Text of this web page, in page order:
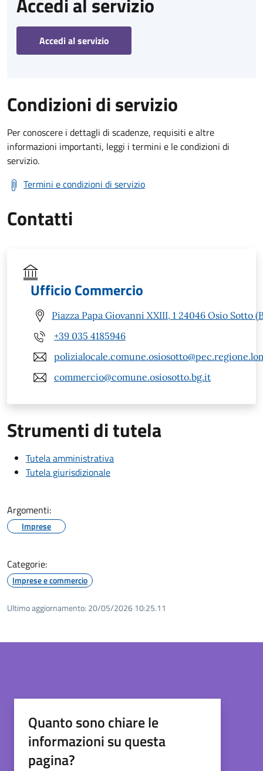
Accedi al servizio
Condizioni di servizio
Per conoscere i dettagli di scadenze, requisiti e altre
informazioni importanti, leggi i termini e le condizioni di
servizio.
Termini e condizioni di servizio
Contatti
Ufficio Commercio
Piazza Papa Giovanni XXIII, 1 24046 Osio Sotto
+39 035 4185946
commercio@comune.osiosotto.bg.it
Strumenti di tutela
Tutela amministrativa
Tutela giurisdizionale
Argomenti:
Imprese
Categorie:
Imprese e commercio
Ultimo aggiornamento: 20/05/2026 10:25.11
Quanto sono chiare le
informazioni su questa
pagina?